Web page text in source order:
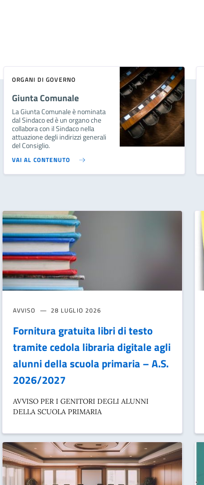
ORGANI DI GOVERNO
Giunta Comunale
La Giunta Comunale è nominata
dal Sindaco ed è un organo che
collabora con il Sindaco nella
attuazione degli indirizzi generali
del Consiglio.
VAI AL CONTENUTO
AVVISO 28 LUGLIO 2026
Fornitura gratuita libri di testo
tramite cedola libraria digitale agli
alunni della scuola primaria – A.S.
2026/2027
AVVISO PER I GENITORI DEGLI ALUNNI
DELLA SCUOLA PRIMARIA